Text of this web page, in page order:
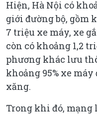
Hiện, Hà Nội có
giới đường bộ, gồm
7 triệu xe máy, xe
còn có khoảng 1,2
phương khác lưu
khoảng 95% xe
xăng.
Trong khi đó, mạng